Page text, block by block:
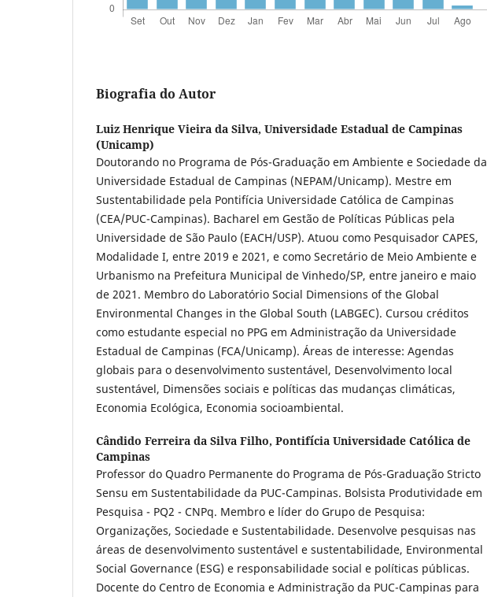
Biografia do Autor
Luiz Henrique Vieira da Silva, Universidade Estadual de Campinas
(Unicamp)
Doutorando no Programa de Pós-Graduação em Ambiente e Sociedade da
Universidade Estadual de Campinas (NEPAM/Unicamp). Mestre em
Sustentabilidade pela Pontifícia Universidade Católica de Campinas
(CEA/PUC-Campinas). Bacharel em Gestão de Políticas Públicas pela
Universidade de São Paulo (EACH/USP). Atuou como Pesquisador CAPES,
Modalidade I, entre 2019 e 2021, e como Secretário de Meio Ambiente e
Urbanismo na Prefeitura Municipal de Vinhedo/SP, entre janeiro e maio
de 2021. Membro do Laboratório Social Dimensions of the Global
Environmental Changes in the Global South (LABGEC). Cursou créditos
como estudante especial no PPG em Administração da Universidade
Estadual de Campinas (FCA/Unicamp). Áreas de interesse: Agendas
globais para o desenvolvimento sustentável, Desenvolvimento local
sustentável, Dimensões sociais e políticas das mudanças climáticas,
Economia Ecológica, Economia socioambiental.
Cândido Ferreira da Silva Filho, Pontifícia Universidade Católica de
Campinas
Professor do Quadro Permanente do Programa de Pós-Graduação Stricto
Sensu em Sustentabilidade da PUC-Campinas. Bolsista Produtividade em
Pesquisa - PQ2 - CNPq. Membro e líder do Grupo de Pesquisa:
Organizações, Sociedade e Sustentabilidade. Desenvolve pesquisas nas
áreas de desenvolvimento sustentável e sustentabilidade, Environmental
Social Governance (ESG) e responsabilidade social e políticas públicas.
Docente do Centro de Economia e Administração da PUC-Campinas para